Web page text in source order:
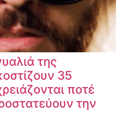
της
35
ποτέ
την